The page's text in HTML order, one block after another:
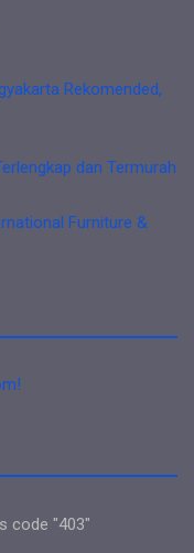
Rekomended,
dan Termurah
Furniture &
code "403"